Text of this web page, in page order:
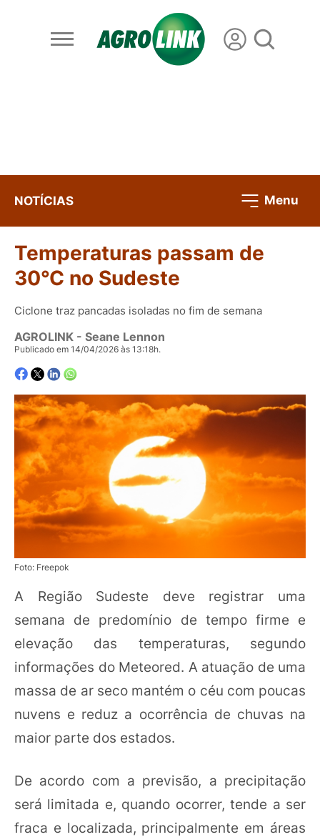
NOTÍCIAS Menu
Temperaturas passam de
30°C no Sudeste
Ciclone traz pancadas isoladas no fim de semana
AGROLINK - Seane Lennon
Publicado em 14/04/2026 às 13:18h.
Foto: Freepok
A Região Sudeste deve registrar uma
semana de predomínio de tempo firme e
elevação das temperaturas, segundo
informações do Meteored. A atuação de uma
massa de ar seco mantém o céu com poucas
nuvens e reduz a ocorrência de chuvas na
maior parte dos estados.
De acordo com a previsão, a precipitação
será limitada e, quando ocorrer, tende a ser
fraca e localizada, principalmente em áreas